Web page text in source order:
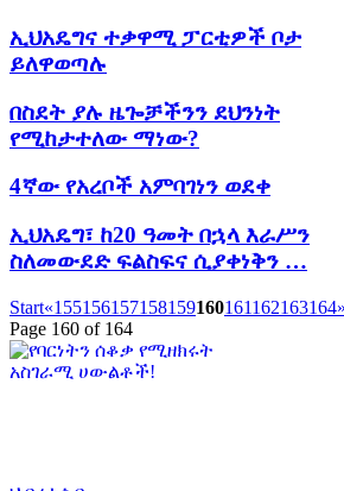
ኢህአዴግና ተቃዋሚ ፓርቲዎች ቦታ
ይለዋወጣሉ
በስደት ያሉ ዜጐቻችንን ደህንነት
የሚከታተለው ማነው?
4ኛው የአረቦች አምባገነን ወደቀ
ኢህአዴግ፣ ከ20 ዓመት በኋላ እራሥን
ስለመውደድ ፍልስፍና ሲያቀነቅን …
Start«155156157158159160161162163164»
Page 160 of 164